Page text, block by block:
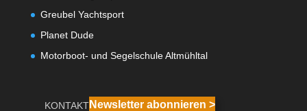
Greubel Yachtsport
Planet Dude
Motorboot- und Segelschule Altmühltal
KONTAKTNewsletter abonnieren >